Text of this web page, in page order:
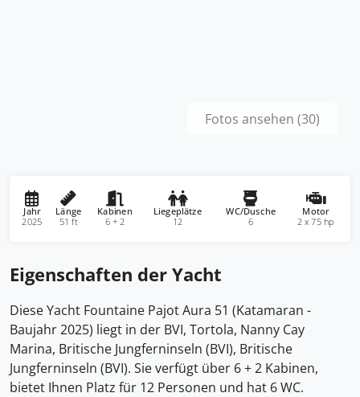
Fotos ansehen (30)
Jahr
2025
Länge
51 ft
Kabinen
6 + 2
Liegeplätze
12
WC/Dusche
6
Motor
2 x 75 hp
Eigenschaften der Yacht
Diese Yacht Fountaine Pajot Aura 51 (Katamaran -
Baujahr 2025) liegt in der BVI, Tortola, Nanny Cay
Marina, Britische Jungferninseln (BVI), Britische
Jungferninseln (BVI). Sie verfügt über 6 + 2 Kabinen,
bietet Ihnen Platz für 12 Personen und hat 6 WC.